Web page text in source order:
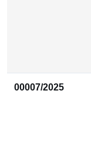
00007/2025